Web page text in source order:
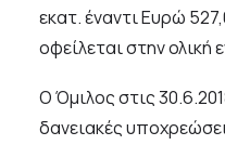
εκατ. έναντι Ευρώ
οφείλεται στην
Ο Όμιλος στις
δανειακές